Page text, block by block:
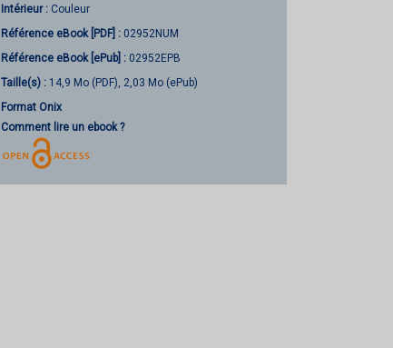
Intérieur : Couleur
Référence eBook [PDF] : 02952NUM
Référence eBook [ePub] : 02952EPB
Taille(s) : 14,9 Mo (PDF), 2,03 Mo (ePub)
Format Onix
Comment lire un ebook ?